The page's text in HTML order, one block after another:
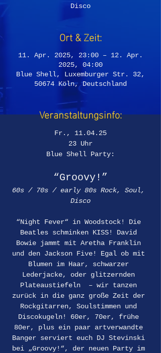
Disco
Ort & Zeit:
11. Apr. 2025, 23:00 – 12. Apr.
2025, 04:00
Blue Shell, Luxemburger Str. 32,
50674 Köln, Deutschland
Veranstaltungsinfo:
Fr., 11.04.25
23 Uhr
Blue Shell Party:
“Groovy!”
60s / 70s / early 80s Rock, Soul,
Disco
“Night Fever“ in Woodstock! Die
Beatles schminken KISS! David
Bowie jammt mit Aretha Franklin
und den Jackson Five! Egal ob mit
Blumen im Haar, schwarzer
Lederjacke, oder glitzernden
Plateaustiefeln  – wir tanzen
zurück in die ganz große Zeit der
Rockgitarren, Soulstimmen und
Discokugeln! 60er, 70er, frühe
80er, plus ein paar artverwandte
Banger serviert euch DJ Stevinski
bei „Groovy!“, der neuen Party im